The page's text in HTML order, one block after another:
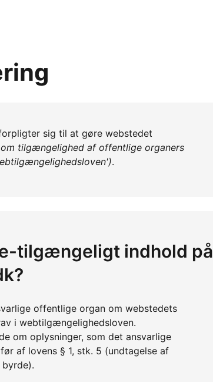
sig til at gøre webstedet
tilgængelighed af offentlige organers
.
tilgængeligt indhold på
offentlige organ om webstedets
i webtilgængelighedsloven.
om oplysninger, som det ansvarlige
af lovens § 1, stk. 5 (undtagelse af